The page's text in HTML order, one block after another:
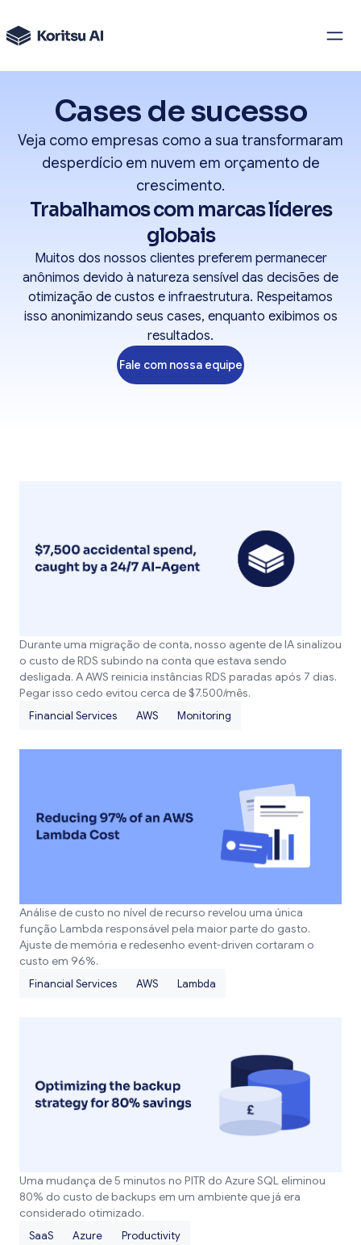
Cases de sucesso
Veja como empresas como a sua transformaram
desperdício em nuvem em orçamento de
crescimento.
Trabalhamos com marcas líderes
globais
Muitos dos nossos clientes preferem permanecer
anônimos devido à natureza sensível das decisões de
otimização de custos e infraestrutura. Respeitamos
isso anonimizando seus cases, enquanto exibimos os
resultados.
Fale com nossa equipe
Durante uma migração de conta, nosso agente de IA sinalizou
o custo de RDS subindo na conta que estava sendo
desligada. A AWS reinicia instâncias RDS paradas após 7 dias.
Pegar isso cedo evitou cerca de $7.500/mês.
Financial Services AWS Monitoring
Análise de custo no nível de recurso revelou uma única
função Lambda responsável pela maior parte do gasto.
Ajuste de memória e redesenho event-driven cortaram o
custo em 96%.
Financial Services AWS Lambda
Uma mudança de 5 minutos no PITR do Azure SQL eliminou
80% do custo de backups em um ambiente que já era
considerado otimizado.
SaaS Azure Productivity